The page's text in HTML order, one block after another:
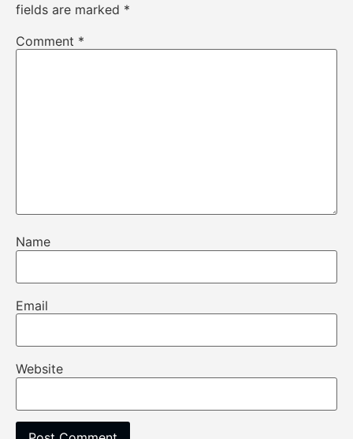
fields are marked *
Comment *
Name
Email
Website